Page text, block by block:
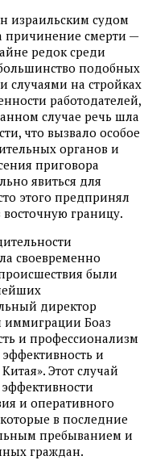
израильским судом
причинение смерти —
редок среди
подобных
случаями на стройках
работодателей,
случае речь шла
что вызвало особое
органов и
приговора
явиться для
этого предпринял
границу.
своевременно
были
директор
иммиграции Боаз
и профессионализм
и
Этот случай
и оперативного
в последние
пребыванием и
граждан.